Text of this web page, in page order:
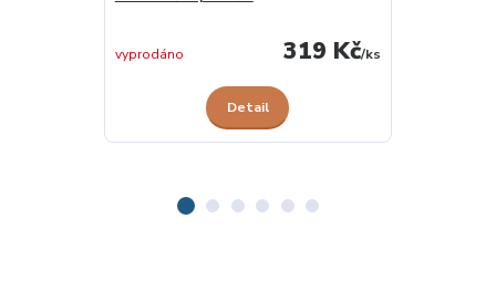
319 Kč/ks
vyprodáno
Detail